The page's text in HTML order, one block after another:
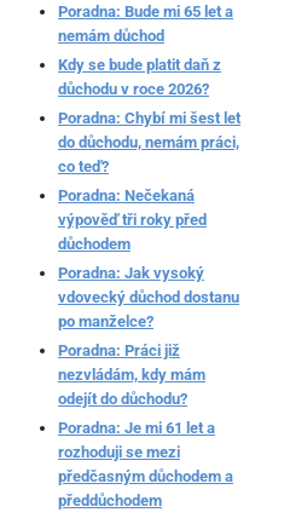
Poradna: Bude mi 65 let a
nemám důchod
Kdy se bude platit daň z
důchodu v roce 2026?
Poradna: Chybí mi šest let
do důchodu, nemám práci,
co teď?
Poradna: Nečekaná
výpověď tři roky před
důchodem
Poradna: Jak vysoký
vdovecký důchod dostanu
po manželce?
Poradna: Práci již
nezvládám, kdy mám
odejít do důchodu?
Poradna: Je mi 61 let a
rozhoduji se mezi
předčasným důchodem a
předdůchodem